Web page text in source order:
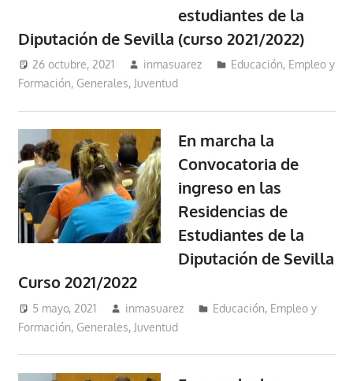
estudiantes de la
Diputación de Sevilla (curso 2021/2022)
26 octubre, 2021 inmasuarez
Educación, Empleo y
Formación, Generales, Juventud
En marcha la
Convocatoria de
ingreso en las
Residencias de
Estudiantes de la
Diputación de Sevilla
Curso 2021/2022
5 mayo, 2021 inmasuarez
Educación, Empleo y
Formación, Generales, Juventud